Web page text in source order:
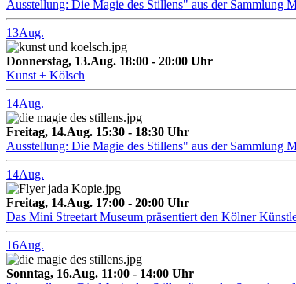
Ausstellung: Die Magie des Stillens" aus der Sammlung
13Aug.
Donnerstag, 13.Aug. 18:00 - 20:00 Uhr
Kunst + Kölsch
14Aug.
Freitag, 14.Aug. 15:30 - 18:30 Uhr
Ausstellung: Die Magie des Stillens" aus der Sammlung
14Aug.
Freitag, 14.Aug. 17:00 - 20:00 Uhr
Das Mini Streetart Museum präsentiert den Kölner
16Aug.
Sonntag, 16.Aug. 11:00 - 14:00 Uhr